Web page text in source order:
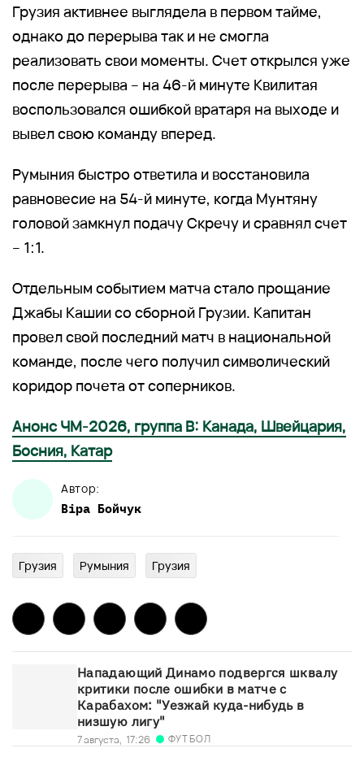
Грузия активнее выглядела в первом тайме,
однако до перерыва так и не смогла
реализовать свои моменты. Счет открылся уже
после перерыва – на 46-й минуте Квилитая
воспользовался ошибкой вратаря на выходе и
вывел свою команду вперед.
Румыния быстро ответила и восстановила
равновесие на 54-й минуте, когда Мунтяну
головой замкнул подачу Скречу и сравнял счет
– 1:1.
Отдельным событием матча стало прощание
Джабы Кашии со сборной Грузии. Капитан
провел свой последний матч в национальной
команде, после чего получил символический
коридор почета от соперников.
Анонс ЧМ-2026, группа В: Канада, Швейцария,
Босния, Катар
Автор:
Віра Бойчук
Грузия Румыния Грузия
Нападающий Динамо подвергся шквалу
критики после ошибки в матче с
Карабахом: "Уезжай куда-нибудь в
низшую лигу"
7 августа, 17:26 ФУТБОЛ